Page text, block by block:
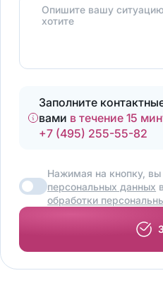
Опишите вашу
хотите
Заполните
вами в течение 15
+7 (495) 255-55-82
Нажимая на кнопку,
персональных данных
обработки